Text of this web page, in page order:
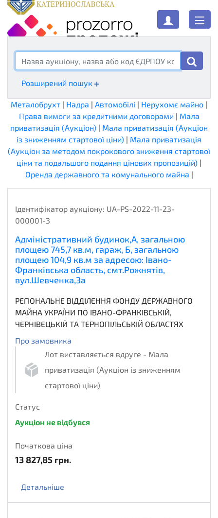
Аукціони
Розширений пошук
Металобрухт | Надра | Автомобілі | Нерухомє майно |
Права вимоги за кредитними договорами| Мала
приватизація (Аукціон) | Мала приватизація (Аукціон
із зниженням стартової ціни) | Мала приватизація
(Аукціон за методом покрокового зниження стартової
ціни та подальшого подання цінових пропозицій) |
Оренда державного та комунального майна |
Ідентифікатор аукціону: UA-PS-2022-11-23-
000001-3
Адміністративний будинок,А, загальною
площею 745,7 кв.м, гараж, Б, загальною
площею 104,9 кв.м за адресою: Івано-
Франківська область, смт.Рожнятів,
вул.Шевченка,3а
РЕГІОНАЛЬНЕ ВІДДІЛЕННЯ ФОНДУ ДЕРЖАВНОГО
МАЙНА УКРАЇНИ ПО ІВАНО-ФРАНКІВСЬКІЙ,
ЧЕРНІВЕЦЬКІЙ ТА ТЕРНОПІЛЬСЬКІЙ ОБЛАСТЯХ
Про замовника
Лот виставляється вдруге - Мала
приватизація (Аукціон із зниженням
стартової ціни)
Статус
Аукціон не відбувся
Початкова ціна
13 827,85 грн.
Детальніше